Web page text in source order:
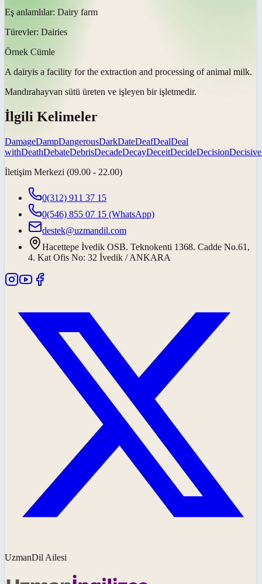
Eş anlamlılar: Dairy farm
Türevler: Dairies
Örnek Cümle
A dairyis a facility for the extraction and processing of animal milk.
Mandırahayvan sütü üreten ve işleyen bir işletmedir.
İlgili Kelimeler
DamageDampDangerousDarkDateDeafDealDeal
withDeathDebateDebrisDecadeDecayDeceitDecideDecisionDecisive
İletişim Merkezi (09.00 - 22.00)
0(312) 911 37 15
0(546) 855 07 15 (WhatsApp)
destek@uzmandil.com
Hacettepe İvedik OSB. Teknokenti 1368. Cadde No.61,
4. Kat Ofis No: 32 İvedik / ANKARA
UzmanDil Ailesi